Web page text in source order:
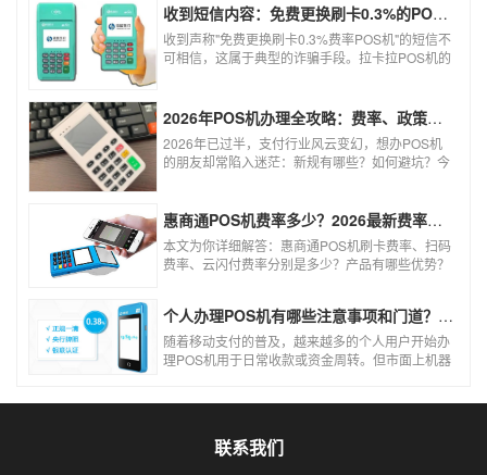
收到短信内容：免费更换刷卡0.3%的POS机，可以相信吗？
收到声称"免费更换刷卡0.3%费率POS机"的短信不
可相信，这属于典型的诈骗手段。拉卡拉POS机的
风险。以下结合权威信息分析原因及应对建议：2026年POS机办理全攻略：费率、政策、避坑一篇讲清
2026年已过半，支付行业风云变幻，想办POS机
的朋友却常陷入迷茫：新规有哪些？如何避坑？今
使用！
惠商通POS机费率多少？2026最新费率标准及办理全攻略
本文为你详细解答：惠商通POS机刷卡费率、扫码
费率、云闪付费率分别是多少？产品有哪些优势？
个人办理POS机有哪些注意事项和门道？（2026最新避坑指南）
随着移动支付的普及，越来越多的个人用户开始办
理POS机用于日常收款或资金周转。但市面上机器
联系我们